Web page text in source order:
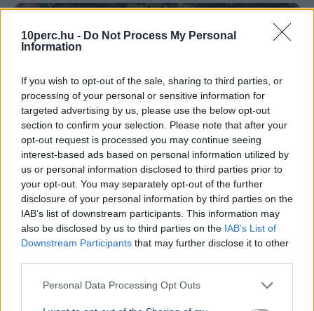
10perc.hu - Do Not Process My Personal
Information
If you wish to opt-out of the sale, sharing to third parties, or
processing of your personal or sensitive information for
targeted advertising by us, please use the below opt-out
section to confirm your selection. Please note that after your
opt-out request is processed you may continue seeing
interest-based ads based on personal information utilized by
us or personal information disclosed to third parties prior to
your opt-out. You may separately opt-out of the further
disclosure of your personal information by third parties on the
IAB’s list of downstream participants. This information may
also be disclosed by us to third parties on the IAB’s List of
Downstream Participants that may further disclose it to other
Personal Data Processing Opt Outs
USA Donald Trump
A hatóságok fegyverrel és lőszerekkel tartóztattak le
egy férfit Donald Trump kaliforniai golfklubjánál az elnök
látogatása előtt.Bővebben...